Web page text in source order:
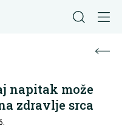
napitak može
zdravlje srca